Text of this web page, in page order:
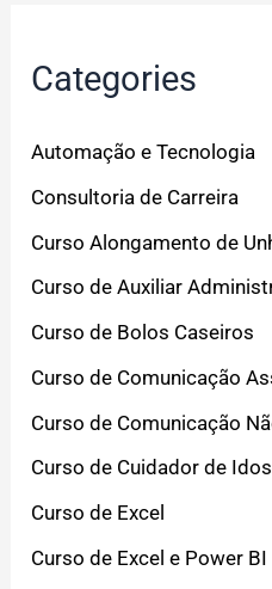
Categories
Automação e Tecnologia
Consultoria de Carreira
Curso Alongamento de
Curso de Auxiliar
Curso de Bolos Caseiros
Curso de Comunicação
Curso de Comunicação
Curso de Cuidador de
Curso de Excel
Curso de Excel e Power BI